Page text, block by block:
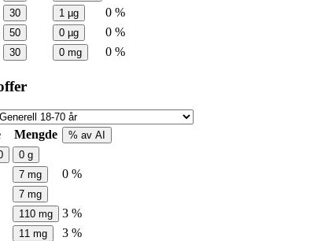
30 1 µg
0 %
50 0 µg
0 %
30 0 mg 0 %
Mengde % av AI
0 g
7 mg
0 %
7 mg
110 mg
3 %
11 mg
3 %